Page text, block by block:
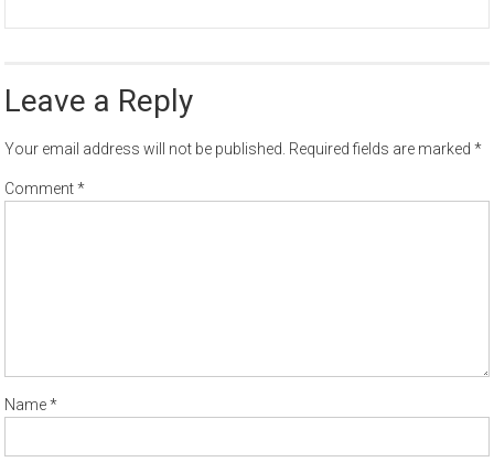
Leave a Reply
Your email address will not be published. Required fields are marked*
Comment*
Name*